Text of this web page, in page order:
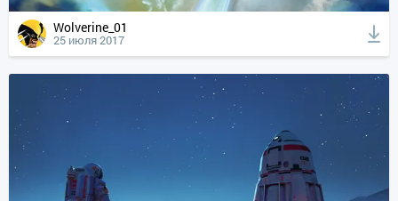
Wolverine_01
25 июля 2017